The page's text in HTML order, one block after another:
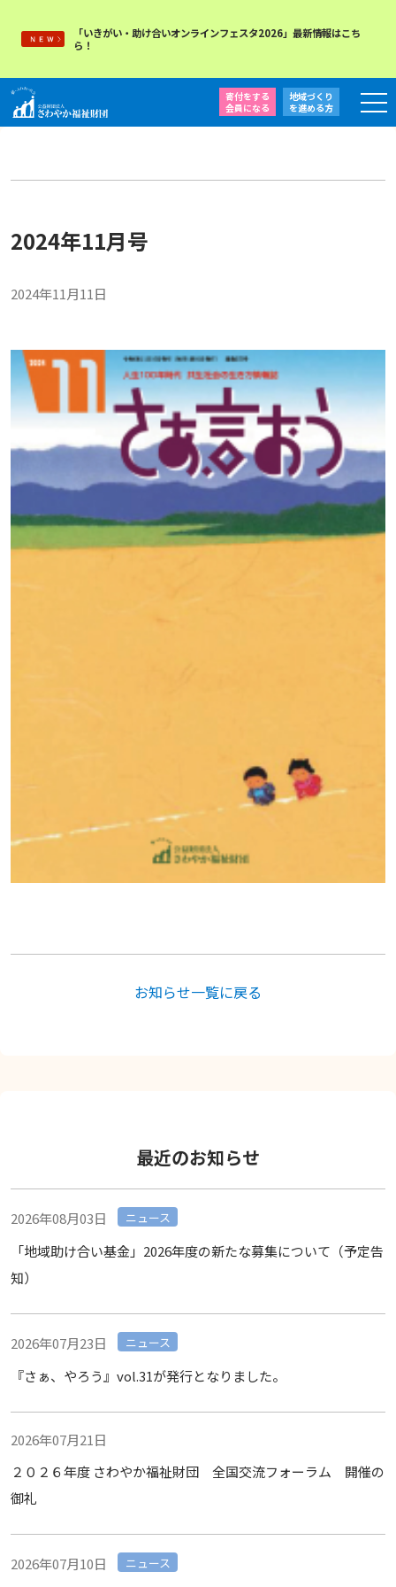
「いきがい・助け合いオンラインフェスタ2026」最新情報はこち
ら！
寄付をする
会員になる
地域づくり
を進める方
2024年11月号
2024年11月11日
お知らせ一覧に戻る
最近のお知らせ
2026年08月03日 ニュース
「地域助け合い基金」2026年度の新たな募集について（予定告
知）
2026年07月23日 ニュース
『さぁ、やろう』vol.31が発行となりました。
2026年07月21日
２０２６年度 さわやか福祉財団 全国交流フォーラム 開催の
御礼
2026年07月10日 ニュース